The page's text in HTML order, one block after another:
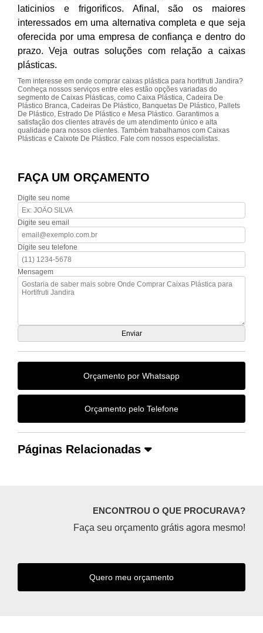
laticinios e frigorificos. Afinal, são os maiores
interessados em uma alternativa completa e que seja
oferecida por uma empresa de confiança e dentro do
prazo. Veja outras soluções com relação a caixas
plásticas.
Tem interesse em onde comprar caixas plástica para hortifruti Jandira?
Conheça nossos serviços entre eles estão opções variadas do
segmento de Caixas Plásticas, como Caixa Plástica, Cadeira De
Plástico Branca, Cadeiras De Plástico, Banquetas De Plástico, Pallets
De Plástico, Estrado De Plástico e Mesa Plástico. Garantimos a
satisfação dos clientes através de um atendimento único e alta
qualidade para nossos clientes. Também trabalhamos com Caixas
Plásticas e Caixote De Plástico. Fale com nossos especialistas.
FAÇA UM ORÇAMENTO
Digite seu nome
Digite seu email
Digite seu telefone
Mensagem
Orçamento por Whatsapp
Orçamento pelo Telefone
Páginas Relacionadas
ENCONTROU O QUE PROCURAVA?
Faça seu orçamento grátis agora mesmo!
Quero meu orçamento